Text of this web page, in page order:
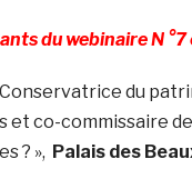
du webinaire N
du
et co-commissaire de
? », Palais des